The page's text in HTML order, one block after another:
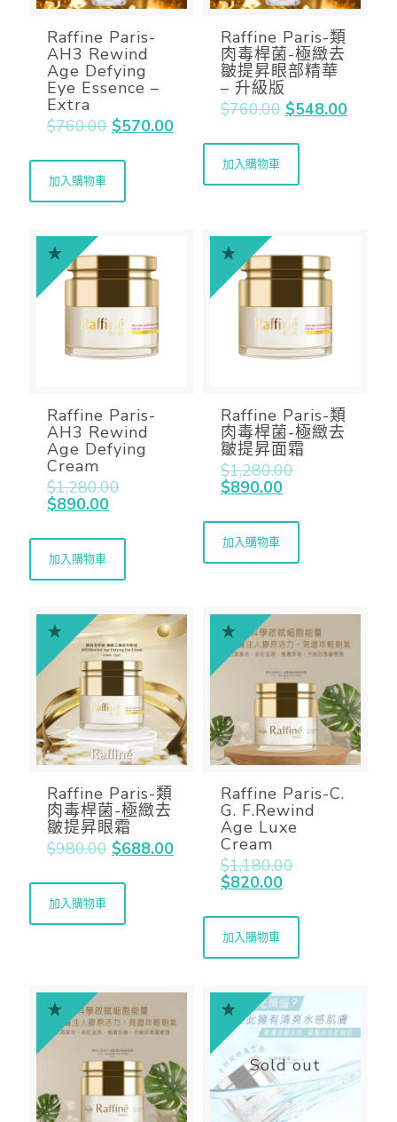
Raffine Paris-
AH3 Rewind
Age Defying
Eye Essence –
Extra
$760.00 $570.00
加入購物車
Raffine Paris-類
肉毒桿菌-極緻去
皺提昇眼部精華
– 升級版
$760.00 $548.00
加入購物車
Raffine Paris-
AH3 Rewind
Age Defying
Cream
$1,280.00
$890.00
加入購物車
Raffine Paris-類
肉毒桿菌-極緻去
皺提昇面霜
$1,280.00
$890.00
加入購物車
Raffine Paris-類
肉毒桿菌-極緻去
皺提昇眼霜
$980.00 $688.00
加入購物車
Raffine Paris-C.
G. F.Rewind
Age Luxe
Cream
$1,180.00
$820.00
加入購物車
Sold out